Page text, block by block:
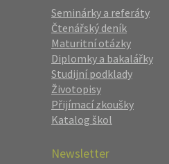
Seminárky a referáty
Čtenářský deník
Maturitní otázky
Diplomky a bakalářky
Studijní podklady
Životopisy
Přijímací zkoušky
Katalog škol
Newsletter